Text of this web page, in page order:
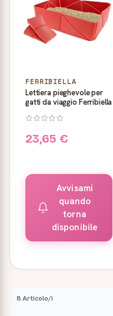
FERRIBIELLA
Lettiera pieghevole per
gatti da viaggio Ferribiella
23,65 €
Avvisami
quando
torna
disponibile
8 Articolo/i